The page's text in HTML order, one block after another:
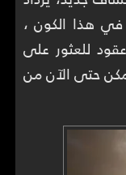
في هذا الكون ،
للعثور على
حتى الآن من